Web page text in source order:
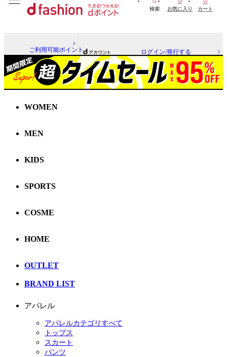
検索 お気に入り カート
ご利用可能ポイント ログイン/発行する
WOMEN
MEN
KIDS
SPORTS
COSME
HOME
OUTLET
BRAND LIST
アパレル
アパレルカテゴリすべて
トップス
スカート
パンツ